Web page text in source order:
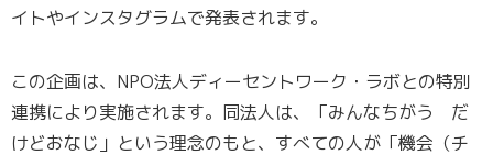
イトやインスタグラムで発表されます。
この企画は、NPO法人ディーセントワーク・ラボとの特別
連携により実施されます。同法人は、「みんなちがう だ
けどおなじ」という理念のもと、すべての人が「機会（チ